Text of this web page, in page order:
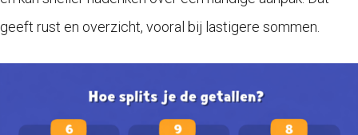
geeft rust en overzicht, vooral bij lastigere sommen.